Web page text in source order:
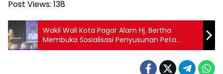
Post Views: 138
Wakil Wali Kota Pagar Alam Hj. Bertha
Membuka Sosialisasi Penyusunan Peta
Probis